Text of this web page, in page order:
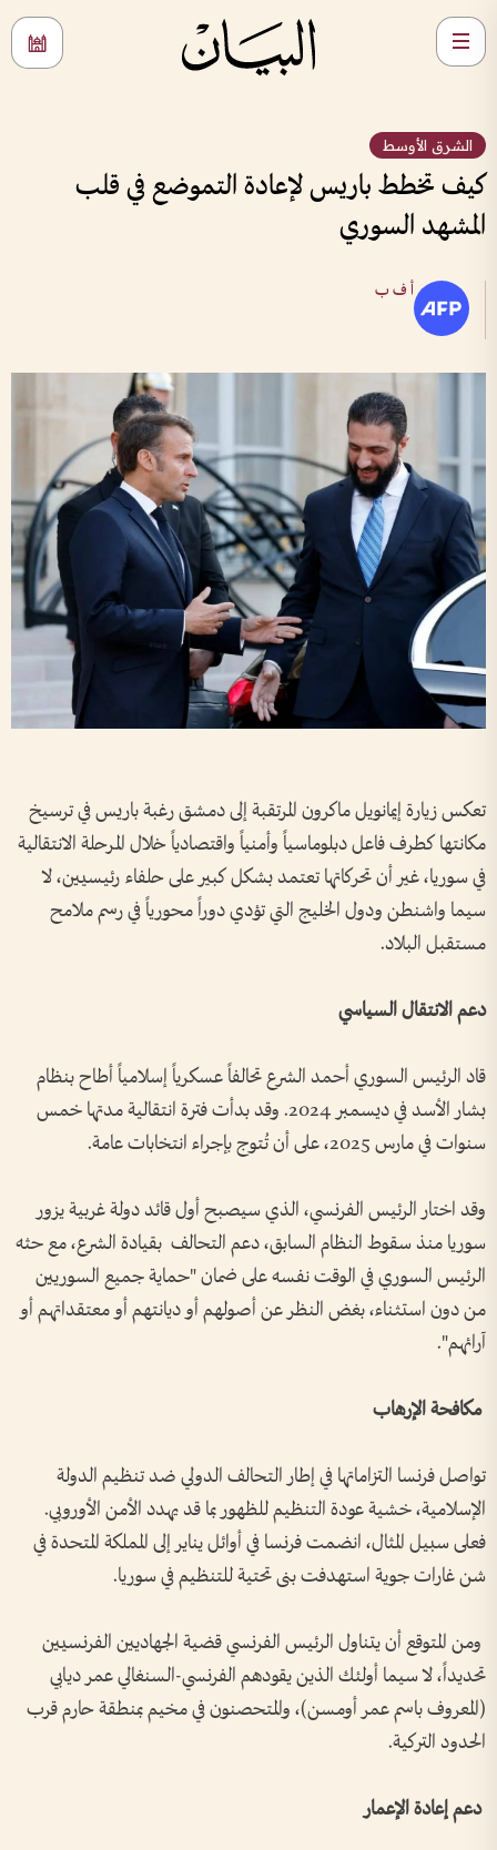
الشرق الأوسط
كيف تخطط باريس لإعادة التموضع في قلب
المشهد السوري
أ ف ب
تعكس زيارة إيمانويل ماكرون المرتقبة إلى دمشق رغبة باريس في ترسيخ
مكانتها كطرف فاعل دبلوماسياً وأمنياً واقتصادياً خلال المرحلة الانتقالية
في سوريا، غير أن تحركاتها تعتمد بشكل كبير على حلفاء رئيسيين، لا
سيما واشنطن ودول الخليج التي تؤدي دوراً محورياً في رسم ملامح
مستقبل البلاد.
دعم الانتقال السياسي
قاد الرئيس السوري أحمد الشرع تحالفاً عسكرياً إسلامياً أطاح بنظام
بشار الأسد في ديسمبر 2024. وقد بدأت فترة انتقالية مدتها خمس
سنوات في مارس 2025، على أن تُتوج بإجراء انتخابات عامة.
وقد اختار الرئيس الفرنسي، الذي سيصبح أول قائد دولة غربية يزور
سوريا منذ سقوط النظام السابق، دعم التحالف بقيادة الشرع، مع حثه
الرئيس السوري في الوقت نفسه على ضمان "حماية جميع السوريين
من دون استثناء، بغض النظر عن أصولهم أو ديانتهم أو معتقداتهم أو
آرائهم".
مكافحة الإرهاب
تواصل فرنسا التزاماتها في إطار التحالف الدولي ضد تنظيم الدولة
الإسلامية، خشية عودة التنظيم للظهور بما قد يهدد الأمن الأوروبي.
فعلى سبيل المثال، انضمت فرنسا في أوائل يناير إلى المملكة المتحدة في
شن غارات جوية استهدفت بنى تحتية للتنظيم في سوريا.
ومن المتوقع أن يتناول الرئيس الفرنسي قضية الجهاديين الفرنسيين
تحديداً، لا سيما أولئك الذين يقودهم الفرنسي-السنغالي عمر ديابي
(المعروف باسم عمر أومسن)، والمتحصنون في مخيم بمنطقة حارم قرب
الحدود التركية.
دعم إعادة الإعمار